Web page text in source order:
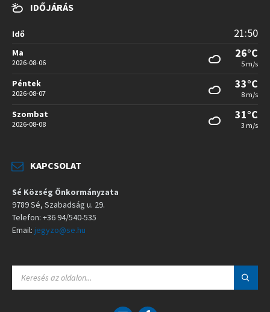
IDŐJÁRÁS
Idő 21:50
Ma
2026-08-06
26°C
5 m/s
Péntek
2026-08-07
33°C
8 m/s
Szombat
2026-08-08
31°C
3 m/s
KAPCSOLAT
Sé Község Önkormányzata
9789 Sé, Szabadság u. 29.
Telefon: +36 94/540-535
Email: jegyzo@se.hu
A